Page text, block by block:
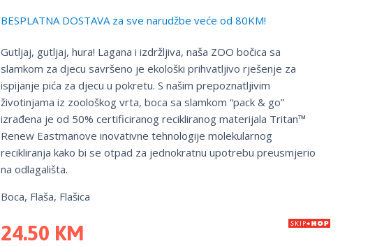
BESPLATNA DOSTAVA za sve narudžbe veće od 80KM!
Gutljaj, gutljaj, hura! Lagana i izdržljiva, naša ZOO bočica sa
slamkom za djecu savršeno je ekološki prihvatljivo rješenje za
ispijanje pića za djecu u pokretu. S našim prepoznatljivim
životinjama iz zoološkog vrta, boca sa slamkom “pack & go”
izrađena je od 50% certificiranog recikliranog materijala Tritan™
Renew Eastmanove inovativne tehnologije molekularnog
recikliranja kako bi se otpad za jednokratnu upotrebu preusmjerio
na odlagališta.
Boca, Flaša, Flašica
24.50 KM